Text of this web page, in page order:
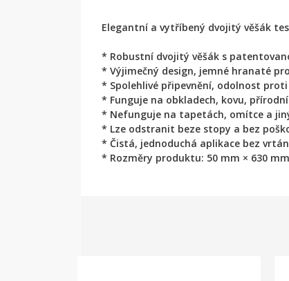
Elegantní a vytříbený dvojitý věšák
* Robustní dvojitý věšák s
* Výjimečný design, jemné hranaté
* Spolehlivé připevnění, odolnost
* Funguje na obkladech, kovu,
* Nefunguje na tapetách, omítce a
* Lze odstranit beze stopy a bez
* Čistá, jednoduchá aplikace bez
* Rozměry produktu: 50 mm × 630